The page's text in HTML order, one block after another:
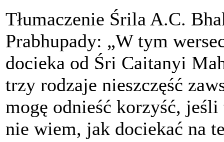
Tłumaczenie Śrila A.C.
Prabhupady: „W tym
docieka od Śri Caitanyi
trzy rodzaje nieszczęść
mogę odnieść korzyść,
nie wiem, jak dociekać na